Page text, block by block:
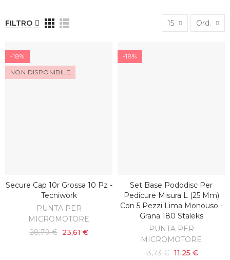
FILTRO 15 Ord.
-18%
NON DISPONIBILE
SCOPRI
Secure Cap 10r Grossa 10 Pz -
Tecniwork
PUNTA PER
MICROMOTORE
28,79 € 23,61 €
-18%
AGGIUNGI AL CARRELLO
Set Base Pododisc Per
Pedicure Misura L (25 Mm)
Con 5 Pezzi Lima Monouso -
Grana 180 Staleks
PUNTA PER
MICROMOTORE
13,73 € 11,25 €